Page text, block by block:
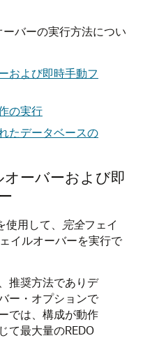
バーの実行方法につい
および即時手動フ
の実行
たデータベースの
ーバーおよび即
用して、 完全フェイ
イルオーバーを実行で
推奨方法でありデ
ー・オプションで
では、構成が動作
て最大量のREDO